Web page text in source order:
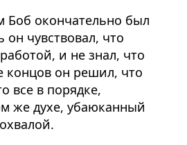
Боб окончательно был
он чувствовал, что
и не знал, что
концов он решил, что
все в порядке,
же духе, убаюканный